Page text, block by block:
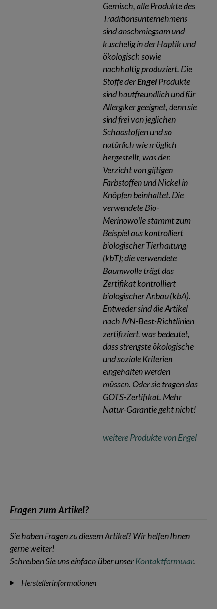
Gemisch, alle Produkte des
Traditionsunternehmens
sind anschmiegsam und
kuschelig in der Haptik und
ökologisch sowie
nachhaltig produziert. Die
Stoffe derEngelProdukte
sind hautfreundlich und für
Allergiker geeignet, denn sie
sind frei von jeglichen
Schadstoffen und so
natürlich wie möglich
hergestellt, was den
Verzicht von giftigen
Farbstoffen und Nickel in
Knöpfen beinhaltet. Die
verwendete Bio-
Merinowolle stammt zum
Beispiel aus kontrolliert
biologischer Tierhaltung
(kbT); die verwendete
Baumwolle trägt das
Zertifikat kontrolliert
biologischer Anbau (kbA).
Entweder sind die Artikel
nach IVN-Best-Richtlinien
zertifiziert, was bedeutet,
dass strengste ökologische
und soziale Kriterien
eingehalten werden
müssen. Oder sie tragen das
GOTS-Zertifikat. Mehr
Natur-Garantie geht nicht!
weitere Produkte von Engel
Fragen zum Artikel?
Sie haben Fragen zu diesem Artikel? Wir helfen Ihnen
gerne weiter!
Schreiben Sie uns einfach über unserKontaktformular.
Herstellerinformationen